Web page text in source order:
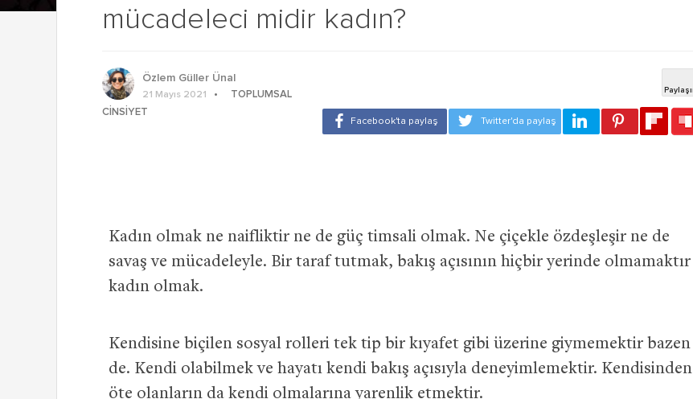
mücadeleci midir kadın?
Özlem Güller Ünal
21 Mayıs 2021
TOPLUMSAL
CINSIYET
Kadın olmak ne naifliktir ne de güç timsali olmak. Ne çiçekle özdeşleşir ne de
savaş ve mücadeleyle. Bir taraf tutmak, bakış açısının hiçbir yerinde olmamaktır
kadın olmak.
Kendisine biçilen sosyal rolleri tek tip bir kıyafet gibi üzerine giymemektir bazen
de. Kendi olabilmek ve hayatı kendi bakış açısıyla deneyimlemektir. Kendisinden
öte olanların da kendi olmalarına yarenlik etmektir.